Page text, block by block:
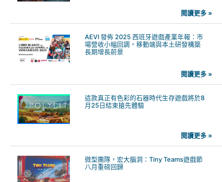
閱讀更多 »
AEVI 發佈 2025 西班牙遊戲產業年報：市
場營收小幅回調，移動端與本土研發構築
長期增長前景
閱讀更多 »
這款真正有色彩的石器時代生存遊戲將於8
月25日結束搶先體驗
閱讀更多 »
微型團隊，宏大腦洞：Tiny Teams遊戲節
八月重磅回歸